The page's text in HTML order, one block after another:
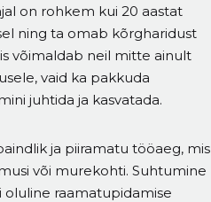
on rohkem kui 20 aastat
ning ta omab kõrgharidust
võimaldab neil mitte ainult
vaid ka pakkuda
juhtida ja kasvatada.
ja piiramatu tööaeg, mis
või murekohti. Suhtumine
oluline raamatupidamise